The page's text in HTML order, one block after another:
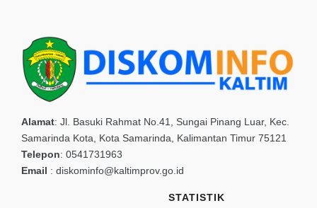
Alamat: Jl. Basuki Rahmat No.41, Sungai Pinang Luar, Kec.
Samarinda Kota, Kota Samarinda, Kalimantan Timur 75121
Telepon: 0541731963
Email : diskominfo@kaltimprov.go.id
STATISTIK